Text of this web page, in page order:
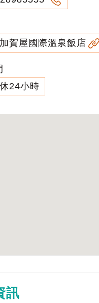
賀屋國際溫泉飯店
24小時
訊